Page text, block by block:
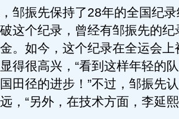
振先保持了28年的全国纪录
这个纪录，曾经有邹振先的纪
。如今，这个纪录在全运会上
得很高兴，“看到这样年轻的
田径的进步！”不过，邹振先
，“另外，在技术方面，李延